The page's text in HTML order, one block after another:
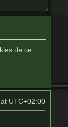
e
de ce
UTC+02:00